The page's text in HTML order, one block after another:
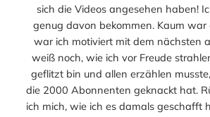
sich die Videos angesehen haben!
genug davon bekommen. Kaum war
war ich motiviert mit dem nächsten
weiß noch, wie ich vor Freude
geflitzt bin und allen erzählen
die 2000 Abonnenten geknackt hat.
ich mich, wie ich es damals geschafft